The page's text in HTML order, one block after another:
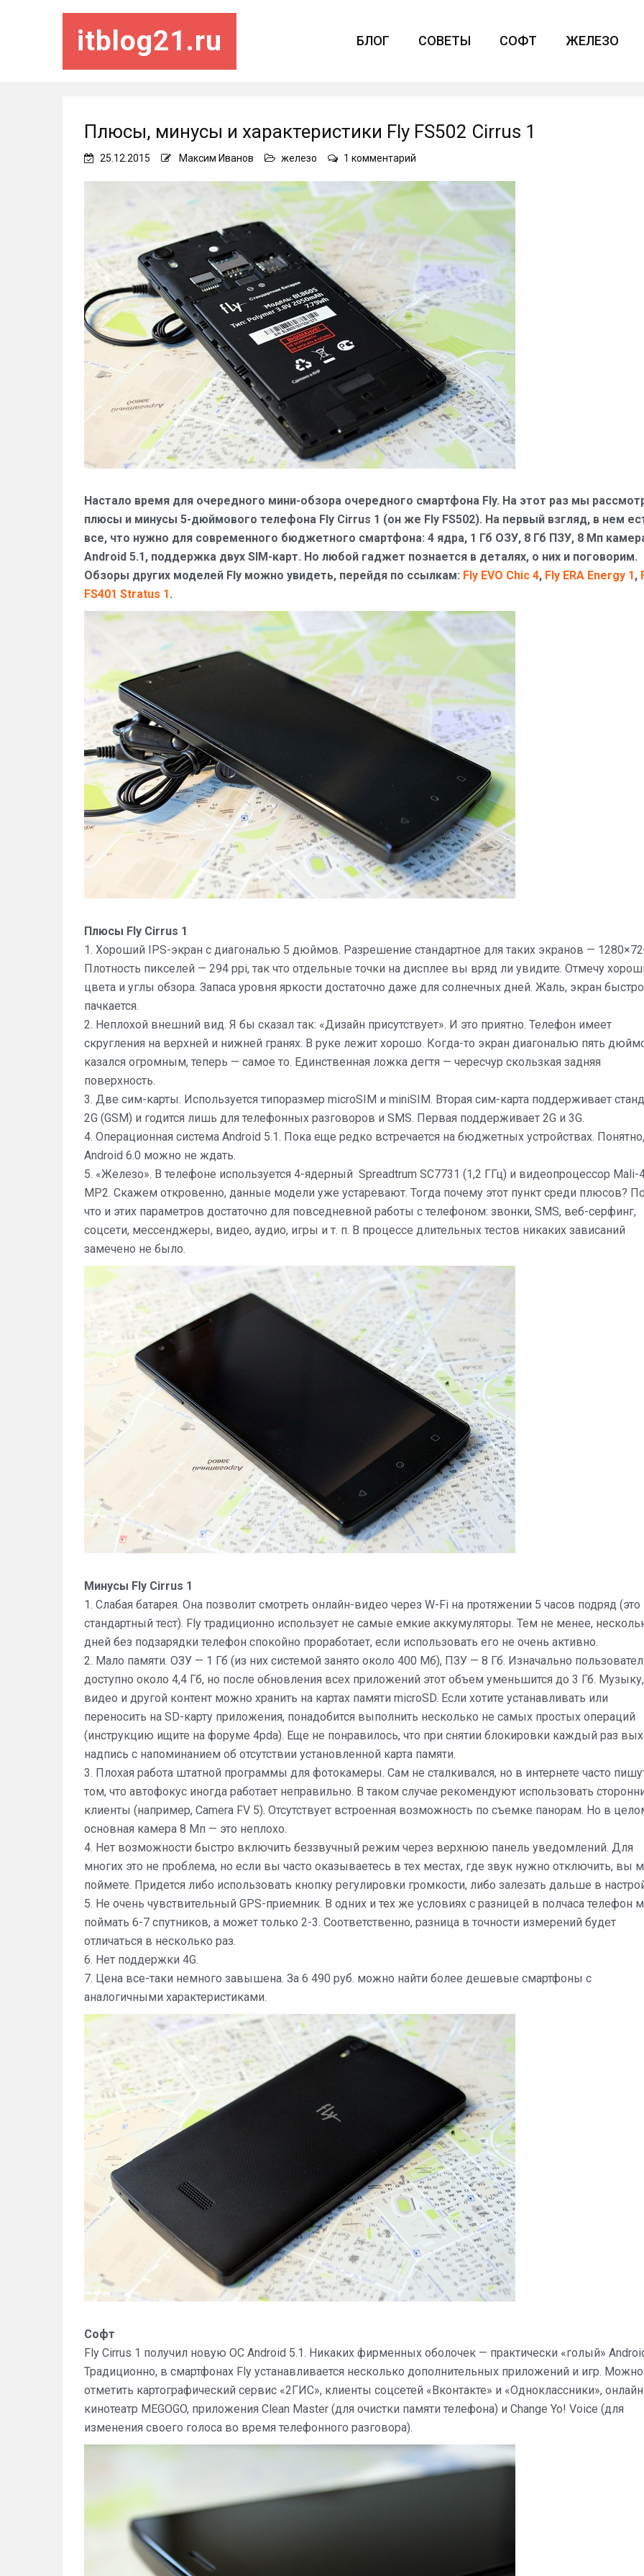
itblog21.ru БЛОГ СОВЕТЫ СОФТ ЖЕЛЕЗО
Плюсы, минусы и характеристики Fly FS502 Cirrus 1
25.12.2015 Максим Иванов железо 1 комментарий
Плюсы,
минусы
характеристики
Fly
FS502
Cirrus
1
Настало время для очередного мини-обзора очередного смартфона Fly. На этот раз мы
плюсы и минусы 5-дюймового телефона Fly Cirrus 1 (он же Fly FS502). На первый взгляд, в нем
все, что нужно для современного бюджетного смартфона: 4 ядра, 1 Гб ОЗУ, 8 Гб ПЗУ, 8 Мп
Android 5.1, поддержка двух SIM-карт. Но любой гаджет познается в деталях, о них и поговорим.
Обзоры других моделей Fly можно увидеть, перейдя по ссылкам: Fly EVO Chic 4, Fly ERA Energy 1,
FS401 Stratus 1.
Плюсы Fly Cirrus 1
1. Хороший IPS-экран с диагональю 5 дюймов. Разрешение стандартное для таких экранов —
Плотность пикселей — 294 ppi, так что отдельные точки на дисплее вы вряд ли увидите. Отмечу
цвета и углы обзора. Запаса уровня яркости достаточно даже для солнечных дней. Жаль, экран быстро
пачкается.
2. Неплохой внешний вид. Я бы сказал так: «Дизайн присутствует». И это приятно. Телефон имеет
скругления на верхней и нижней гранях. В руке лежит хорошо. Когда-то экран диагональю пять
казался огромным, теперь — самое то. Единственная ложка дегтя — чересчур скользкая задняя
поверхность.
3. Две сим-карты. Используется типоразмер microSIM и miniSIM. Вторая сим-карта поддерживает
2G (GSM) и годится лишь для телефонных разговоров и SMS. Первая поддерживает 2G и 3G.
4. Операционная система Android 5.1. Пока еще редко встречается на бюджетных устройствах.
Android 6.0 можно не ждать.
5. «Железо». В телефоне используется 4-ядерный Spreadtrum SC7731 (1,2 ГГц) и видеопроцессор Mali-
MP2. Скажем откровенно, данные модели уже устаревают. Тогда почему этот пункт среди плюсов?
что и этих параметров достаточно для повседневной работы с телефоном: звонки, SMS, веб-серфинг,
соцсети, мессенджеры, видео, аудио, игры и т. п. В процессе длительных тестов никаких зависаний
замечено не было.
Минусы Fly Cirrus 1
1. Слабая батарея. Она позволит смотреть онлайн-видео через W-Fi на протяжении 5 часов подряд
стандартный тест). Fly традиционно использует не самые емкие аккумуляторы. Тем не менее,
дней без подзарядки телефон спокойно проработает, если использовать его не очень активно.
2. Мало памяти. ОЗУ — 1 Гб (из них системой занято около 400 Мб), ПЗУ — 8 Гб. Изначально
доступно около 4,4 Гб, но после обновления всех приложений этот объем уменьшится до 3 Гб. Музыку,
видео и другой контент можно хранить на картах памяти microSD. Если хотите устанавливать или
переносить на SD-карту приложения, понадобится выполнить несколько не самых простых операций
(инструкцию ищите на форуме 4pda). Еще не понравилось, что при снятии блокировки каждый раз
надпись с напоминанием об отсутствии установленной карта памяти.
3. Плохая работа штатной программы для фотокамеры. Сам не сталкивался, но в интернете часто
том, что автофокус иногда работает неправильно. В таком случае рекомендуют использовать
клиенты (например, Camera FV 5). Отсутствует встроенная возможность по съемке панорам. Но в
основная камера 8 Мп — это неплохо.
4. Нет возможности быстро включить беззвучный режим через верхнюю панель уведомлений. Для
многих это не проблема, но если вы часто оказываетесь в тех местах, где звук нужно отключить, вы
поймете. Придется либо использовать кнопку регулировки громкости, либо залезать дальше в
5. Не очень чувствительный GPS-приемник. В одних и тех же условиях с разницей в полчаса телефон
поймать 6-7 спутников, а может только 2-3. Соответственно, разница в точности измерений будет
отличаться в несколько раз.
6. Нет поддержки 4G.
7. Цена все-таки немного завышена. За 6 490 руб. можно найти более дешевые смартфоны с
аналогичными характеристиками.
Софт
Fly Cirrus 1 получил новую ОС Android 5.1. Никаких фирменных оболочек — практически «голый»
Традиционно, в смартфонах Fly устанавливается несколько дополнительных приложений и игр. Можно
отметить картографический сервис «2ГИС», клиенты соцсетей «Вконтакте» и «Одноклассники»,
кинотеатр MEGOGO, приложения Clean Master (для очистки памяти телефона) и Change Yo! Voice (для
изменения своего голоса во время телефонного разговора).